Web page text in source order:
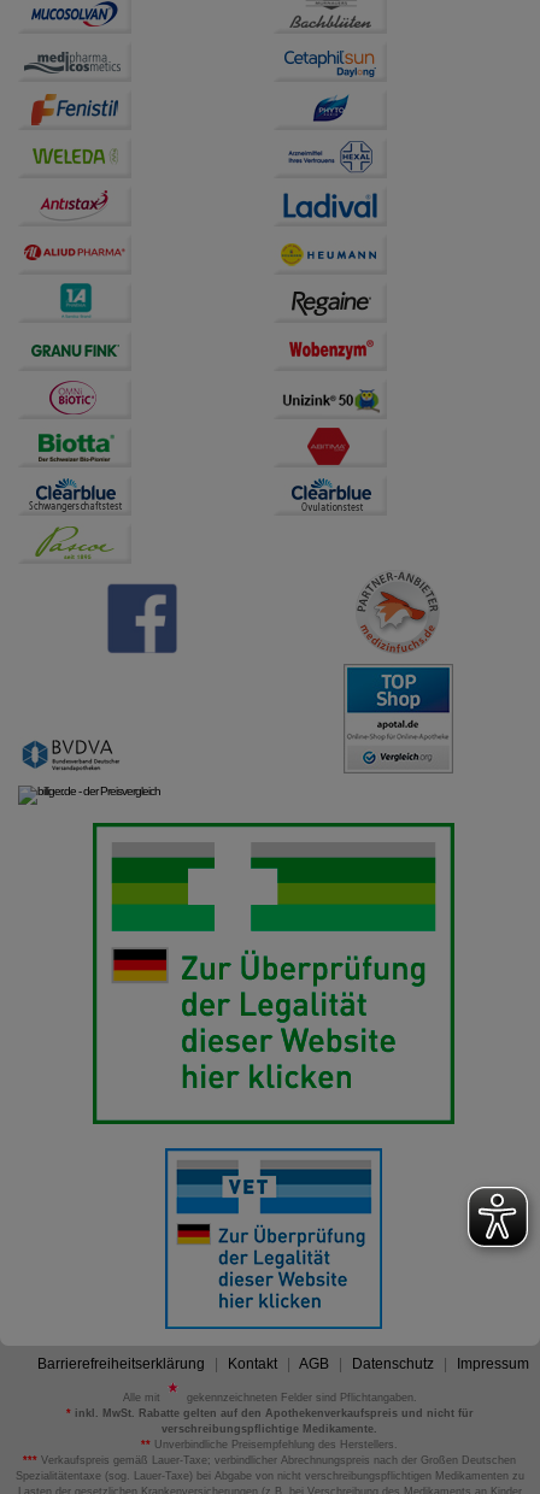
Besuchers oder unsere Seite an bevorzugte
Verhaltensweisen (z.B. Spracheinstellung)
anzupassen. Komfort-Cookies ermöglichen es uns
auch auf Ihre Bedürfnisse zugeschrittene Inhalte
anzuzeigen und unser Partnerprogramm zu
betreiben.
Statistik & Tracking:
Hierüber lassen sich
Informationen über die Art und Weise der Nutzung
unserer Website sammeln, mit deren Hilfe wir unsere
auf unserer Website aber auch die Werbung auf
Drittseiten möglichst relevant für Sie zu gestalten.
Bitte beachten Sie, dass Daten hierfür teilweise an
Dritte wie z.B. Google oder soziale Medien
Barrierefreiheitserklärung Kontakt AGB Datenschutz Impressum
Alle mit
gekennzeichneten Felder sind Pflichtangaben.
*inkl. MwSt. Rabatte gelten auf den Apothekenverkaufspreis und nicht für
verschreibungspflichtige Medikamente.
** Unverbindliche Preisempfehlung des Herstellers.
*** Verkaufspreis gemäß Lauer-Taxe; verbindlicher Abrechnungspreis nach der Großen Deutschen
Spezialitätentaxe (sog. Lauer-Taxe) bei Abgabe von nicht verschreibungspflichtigen Medikamenten zu
Lasten der gesetzlichen Krankenversicherungen (z.B. bei Verschreibung des Medikaments an Kinder